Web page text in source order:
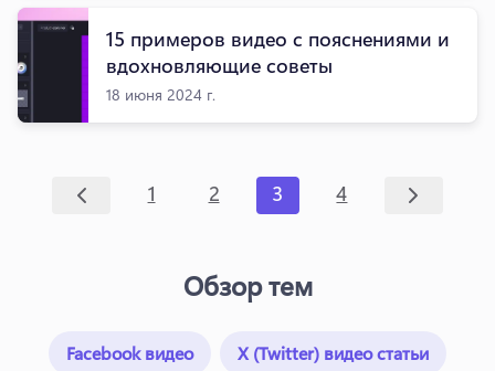
15 примеров видео с пояснениями и
вдохновляющие советы
18 июня 2024 г.
1 2 3 4
Обзор тем
Facebook видео X (Twitter) видео статьи